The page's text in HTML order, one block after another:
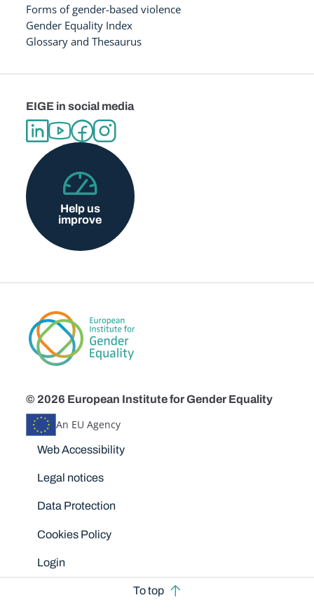
Forms of gender-based violence
Gender Equality Index
Glossary and Thesaurus
EIGE in social media
Help us
improve
© 2026 European Institute for Gender Equality
An EU Agency
Disclaimers
Web Accessibility
Legal notices
Data Protection
Cookies Policy
Login
To top